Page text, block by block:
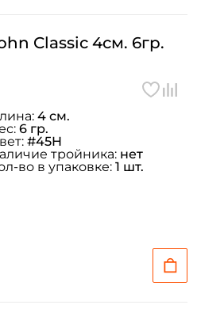
Classic 4см. 6гр.
4 см.
6 гр.
#45H
тройника: нет
во в упаковке: 1 шт.